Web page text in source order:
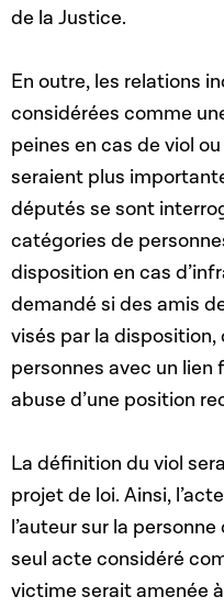
de la Justice.
En outre, les relations
considérées comme
peines en cas de viol
seraient plus
députés se sont
catégories de
disposition en cas
demandé si des amis
visés par la
personnes avec un
abuse d’une position
La définition du viol
projet de loi. Ainsi,
l’auteur sur la
seul acte considéré
victime serait amenée